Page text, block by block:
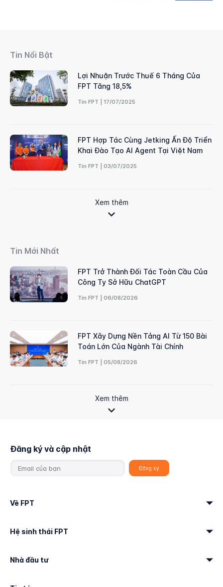
Tin Nổi Bật
Lợi Nhuận Trước Thuế 6 Tháng Của
FPT Tăng 18,5%
Tin FPT | 17/07/2025
FPT Hợp Tác Cùng Jetking Ấn Độ Triển
Khai Đào Tạo AI Agent Tại Việt Nam
Tin FPT | 03/07/2025
Xem thêm
Tin Mới Nhất
FPT Trở Thành Đối Tác Toàn Cầu Của
Công Ty Sở Hữu ChatGPT
Tin FPT | 06/08/2026
FPT Xây Dựng Nền Tảng AI Từ 150 Bài
Toán Lớn Của Ngành Tài Chính
Tin FPT | 05/08/2026
Xem thêm
Đăng ký và cập nhật
Về FPT
Hệ sinh thái FPT
Nhà đầu tư